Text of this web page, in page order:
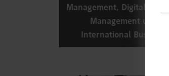
Management, Digital
Management und
International Business